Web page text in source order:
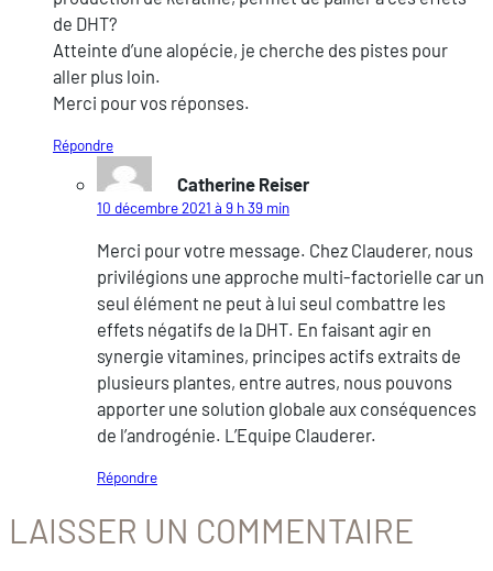
de DHT?
Atteinte d’une alopécie, je cherche des pistes pour
aller plus loin.
Merci pour vos réponses.
Répondre
Catherine Reiser
10 décembre 2021 à 9 h 39 min
Merci pour votre message. Chez Clauderer, nous
privilégions une approche multi-factorielle car un
seul élément ne peut à lui seul combattre les
effets négatifs de la DHT. En faisant agir en
synergie vitamines, principes actifs extraits de
plusieurs plantes, entre autres, nous pouvons
apporter une solution globale aux conséquences
de l’androgénie. L’Equipe Clauderer.
Répondre
LAISSER UN COMMENTAIRE